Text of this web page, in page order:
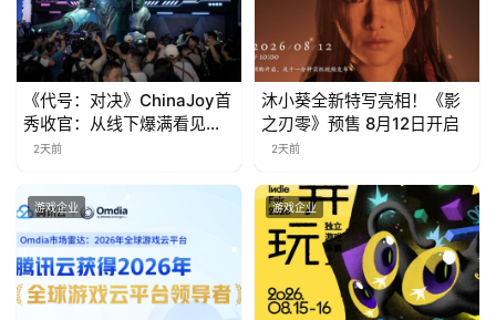
会
上
海
站
中
文
(
《代号：对决》ChinaJoy首
秀收官：从线下爆满看见玩
家的真实期待
2天前
沐小葵全新特写亮相！《影
之刃零》预售 8月12日开启
2天前
游戏企业 游戏企业